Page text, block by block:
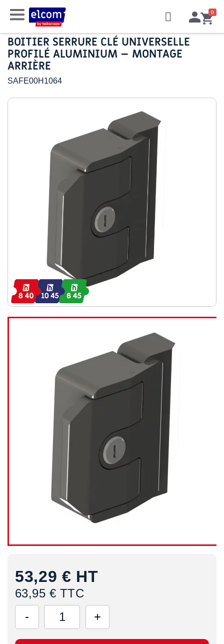
BOITIER SERRURE CLÉ UNIVERSELLE
PROFILÉ ALUMINIUM – MONTAGE
ARRIÈRE
SAFE00H1064
53,29 € HT
63,95 € TTC